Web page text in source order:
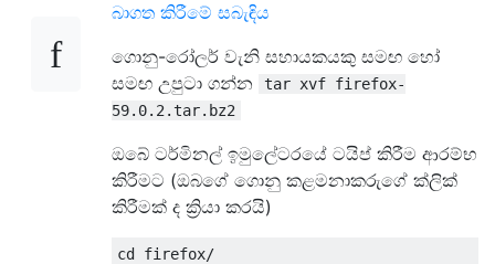
බාගත කිරීමේ සබැඳිය
ගොනු-රෝලර් වැනි සහායකයකු සමඟ හෝ
සමඟ උපුටා ගන්න
tar xvf firefox-
59.0.2.tar.bz2
ඔබේ ටර්මිනල් ඉමුලේටරයේ ටයිප් කිරීම ආරම්භ
කිරීමට (ඔබගේ ගොනු කළමනාකරුගේ ක්ලික්
කිරීමක් ද ක්‍රියා කරයි)
cd firefox/